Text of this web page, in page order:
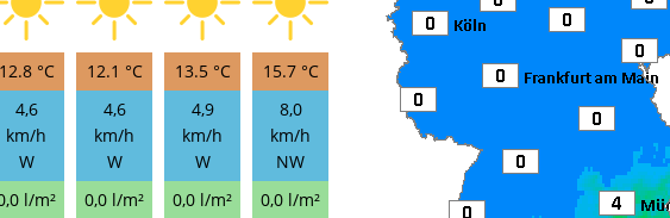
12.8 °C
4,6
km/h
W
l/m²
12.1 °C
4,6
km/h
W
0,0 l/m²
13.5 °C
4,9
km/h
W
0,0 l/m²
15.7 °C
8,0
km/h
NW
0,0 l/m²